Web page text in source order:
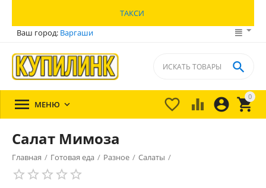
ТАКСИ
Ваш город: Варгаши
0


 

 МЕНЮ 
Салат Мимоза
Главная / Готовая еда / Разное / Салаты /